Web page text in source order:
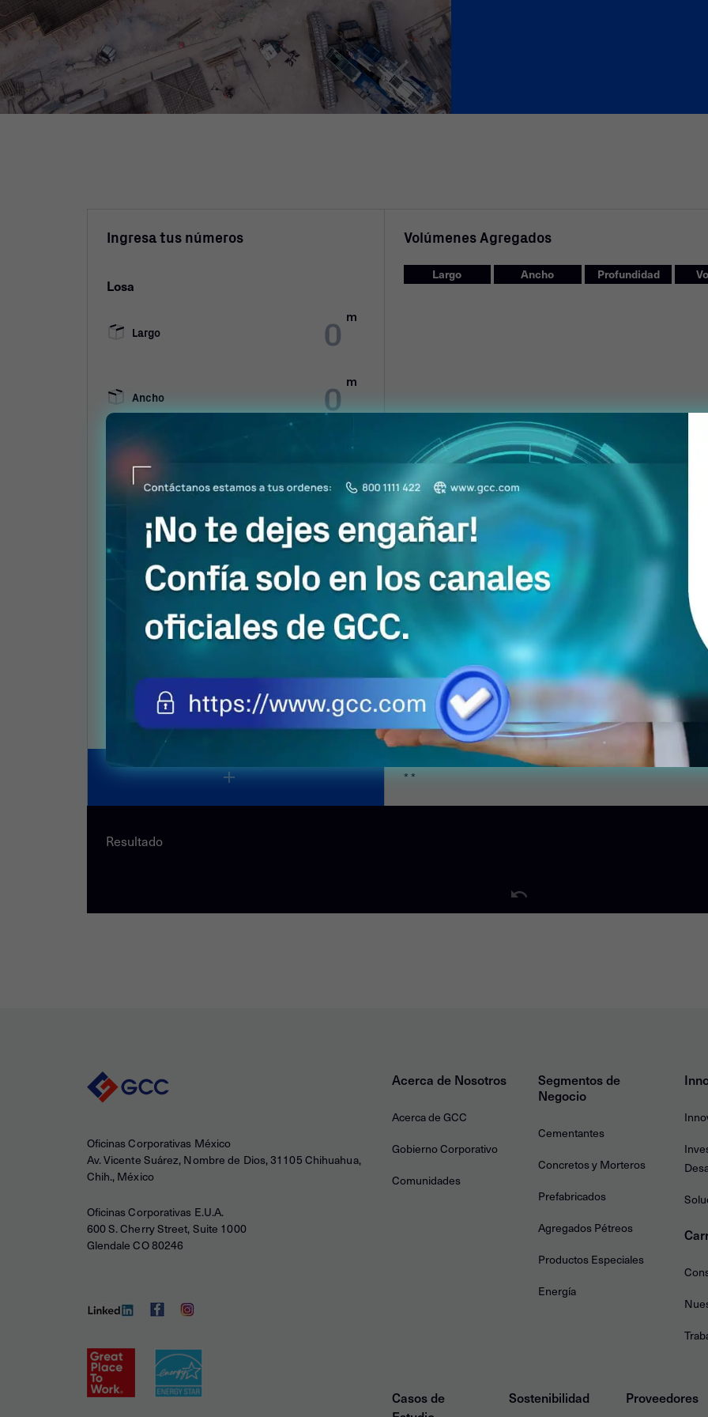
Ingresa tus números
Losa
Largo
m
Ancho
m
Profundidad
m
Casetón
Tipo
cm
Número
pzas
Porcentaje
%
Volúmenes Agregados
Largo Ancho Profundidad
Resumen
Volumen Subtotal
Volumen Casetones
Volumen Desperdicio
Volumen Total
* *
Resultado
Oficinas Corporativas México
Av. Vicente Suárez, Nombre de Dios, 31105 Chihuahua,
Chih., México
Oficinas Corporativas E.U.A.
600 S. Cherry Street, Suite 1000
Glendale CO 80246
Acerca de Nosotros
Acerca de GCC
Gobierno Corporativo
Comunidades
Segmentos de
Negocio
Cementantes
Concretos y Morteros
Prefabricados
Agregados Pétreos
Productos Especiales
Energía
Casos de
Sostenibilidad Proveedores